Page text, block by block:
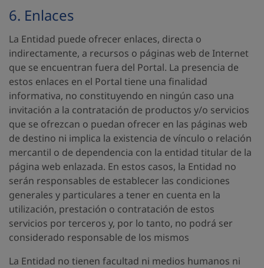
6. Enlaces
La Entidad puede ofrecer enlaces, directa o
indirectamente, a recursos o páginas web de Internet
que se encuentran fuera del Portal. La presencia de
estos enlaces en el Portal tiene una finalidad
informativa, no constituyendo en ningún caso una
invitación a la contratación de productos y/o servicios
que se ofrezcan o puedan ofrecer en las páginas web
de destino ni implica la existencia de vínculo o relación
mercantil o de dependencia con la entidad titular de la
página web enlazada. En estos casos, la Entidad no
serán responsables de establecer las condiciones
generales y particulares a tener en cuenta en la
utilización, prestación o contratación de estos
servicios por terceros y, por lo tanto, no podrá ser
considerado responsable de los mismos
La Entidad no tienen facultad ni medios humanos ni